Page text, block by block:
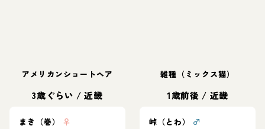
アメリカンショートヘア
3歳ぐらい /近畿
まき（巻）
♀
雑種（ミックス猫）
1歳前後 / 近畿
峠（とわ）
♂